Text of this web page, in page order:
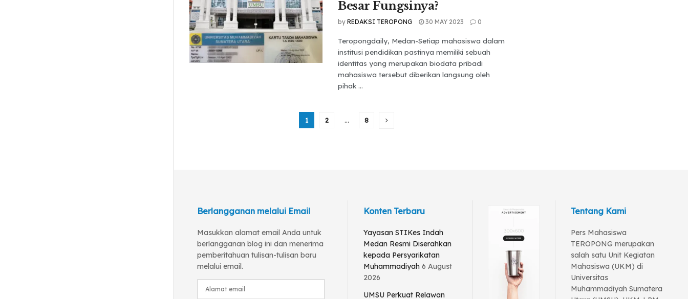
Besar Fungsinya?
by REDAKSI TEROPONG 30 MAY 2023 0
Teropongdaily, Medan-Setiap mahasiswa dalam
institusi pendidikan pastinya memiliki sebuah
identitas yang merupakan biodata pribadi
mahasiswa tersebut diberikan langsung oleh
pihak ...
1 2 … 8
Berlangganan melalui Email
Masukkan alamat email Anda untuk
berlangganan blog ini dan menerima
pemberitahuan tulisan-tulisan baru
melalui email.
Alamat
Konten Terbaru
Yayasan STIKes Indah
Medan Resmi Diserahkan
kepada Persyarikatan
Muhammadiyah 6 August
2026
UMSU Perkuat Relawan
Tentang Kami
Pers Mahasiswa
TEROPONG merupakan
salah satu Unit Kegiatan
Mahasiswa (UKM) di
Universitas
Muhammadiyah Sumatera